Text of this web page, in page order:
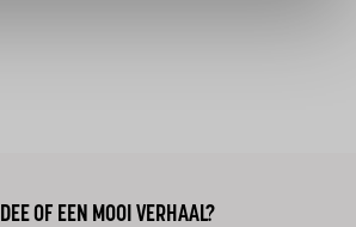
OF EEN MOOI VERHAAL?